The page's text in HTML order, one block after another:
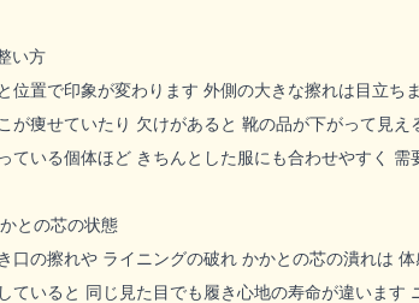
い方
位置で印象が変わります 外側の大きな擦れは目立
が痩せていたり 欠けがあると 靴の品が下がって見
ている個体ほど きちんとした服にも合わせやすく 需
との芯の状態
口の擦れや ライニングの破れ かかとの芯の潰れは
ていると 同じ見た目でも履き心地の寿命が違いま